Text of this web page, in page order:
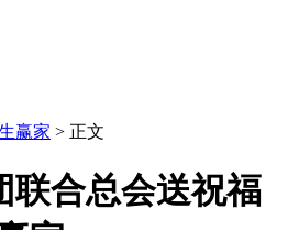
赢家 > 正文
联合总会送祝福